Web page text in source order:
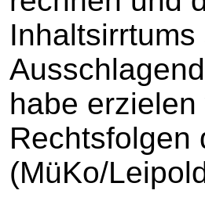
habe
Rechtsfolgen
(MüKo/